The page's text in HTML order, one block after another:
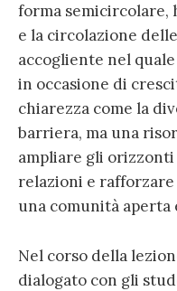
forma semicircolare,
e la circolazione
accogliente nel
in occasione di
chiarezza come la
barriera, ma una
ampliare gli
relazioni e
una comunità aperta
Nel corso della
dialogato con gli